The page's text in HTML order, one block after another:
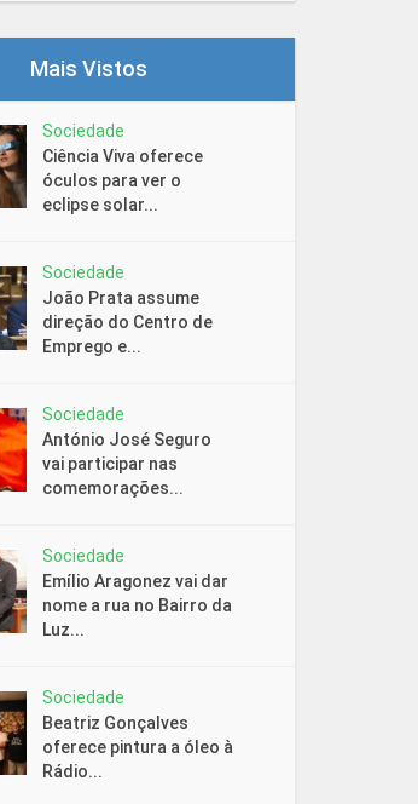
Mais Vistos
Sociedade
Ciência Viva oferece
óculos para ver o
eclipse solar...
Sociedade
João Prata assume
direção do Centro de
Emprego e...
Sociedade
António José Seguro
vai participar nas
comemorações...
Sociedade
Emílio Aragonez vai dar
nome a rua no Bairro da
Luz...
Sociedade
Beatriz Gonçalves
oferece pintura a óleo à
Rádio...